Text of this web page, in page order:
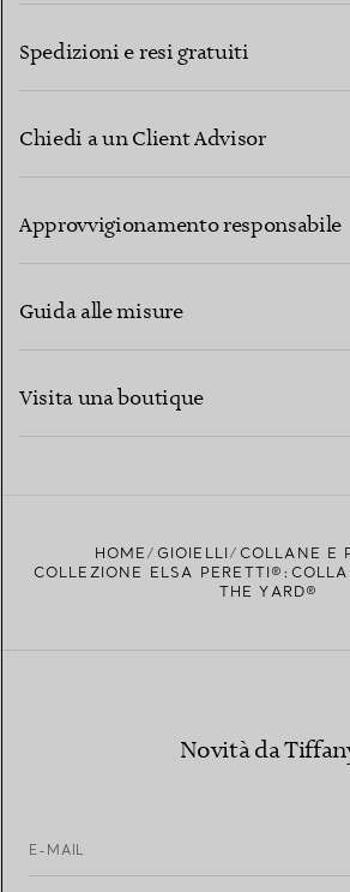
Spedizioni e resi gratuiti
Chiedi a un Client Advisor
Approvvigionamento responsabile
Guida alle misure
Visita una boutique
HOME GIOIELLI
COLLANE E
COLLEZIONE ELSA
THE YARD®
Novità da
E-MAIL